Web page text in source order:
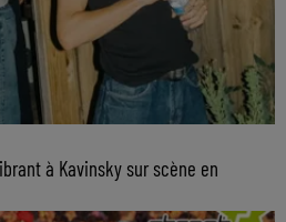
à Kavinsky sur scène en